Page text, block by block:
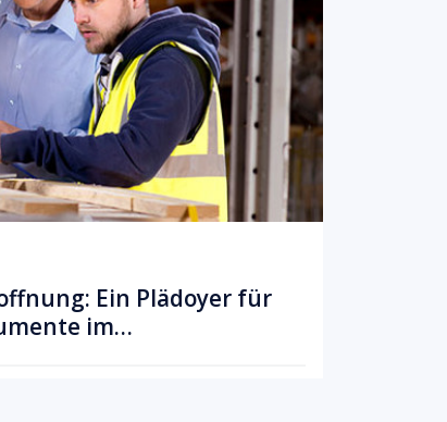
Ein Plädoyer für
im